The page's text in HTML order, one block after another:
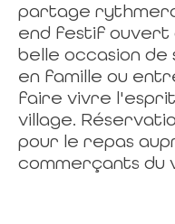
partage
end festif ouvert
belle occasion
en famille ou
faire vivre
village.
pour le repas
commerçants du